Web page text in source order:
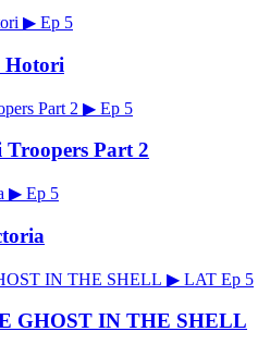
▶ Ep 5
Hotori
▶ Ep 5
Part 2
▶ Ep 5
▶ LAT Ep 5
GHOST IN THE SHELL